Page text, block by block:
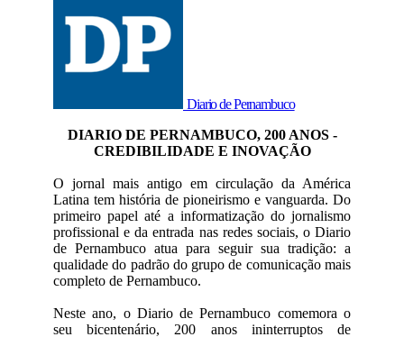
Diario de Pernambuco
DIARIO DE PERNAMBUCO, 200 ANOS -
CREDIBILIDADE E INOVAÇÃO
O jornal mais antigo em circulação da América
Latina tem história de pioneirismo e vanguarda. Do
primeiro papel até a informatização do jornalismo
profissional e da entrada nas redes sociais, o Diario
de Pernambuco atua para seguir sua tradição: a
qualidade do padrão do grupo de comunicação mais
completo de Pernambuco.
Neste ano, o Diario de Pernambuco comemora o
seu bicentenário, 200 anos ininterruptos de